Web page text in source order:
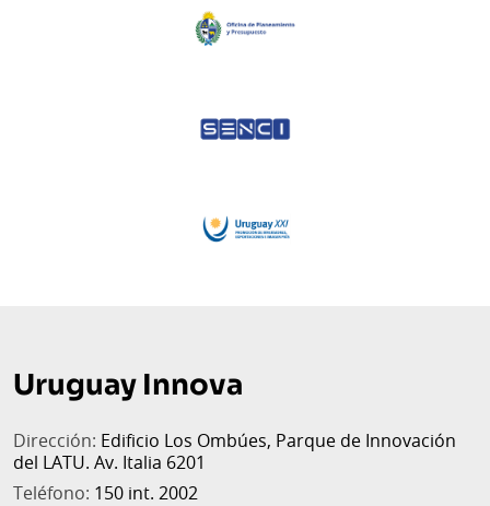
Uruguay Innova
Dirección: Edificio Los Ombúes, Parque de Innovación
del LATU. Av. Italia 6201
Teléfono: 150 int. 2002